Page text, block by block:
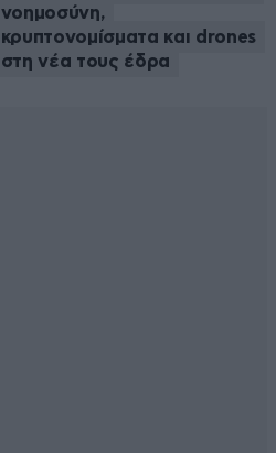
νοημοσύνη,
κρυπτονομίσματα και drones
στη νέα τους έδρα